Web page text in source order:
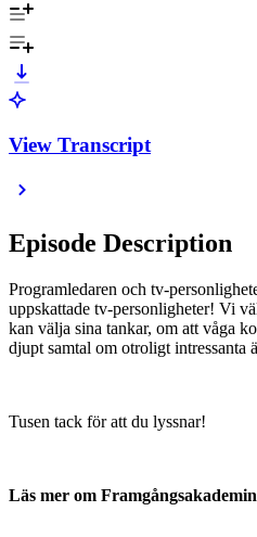
View Transcript
Episode Description
Programledaren och tv-
uppskattade tv-personligheter! Vi
kan välja sina tankar, om att våga
djupt samtal om otroligt intressanta
Tusen tack för att du lyssnar!
Läs mer om Framgångsakademin